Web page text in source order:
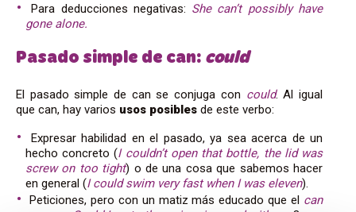
Para deducciones negativas: She can’t possibly have
gone alone.
Pasado simple de can: could
El pasado simple de can se conjuga con could. Al igual
que can, hay varios usos posibles de este verbo:
Expresar habilidad en el pasado, ya sea acerca de un
hecho concreto (I couldn’t open that bottle, the lid was
screw on too tight) o de una cosa que sabemos hacer
en general (I could swim very fast when I was eleven).
Peticiones, pero con un matiz más educado que el can